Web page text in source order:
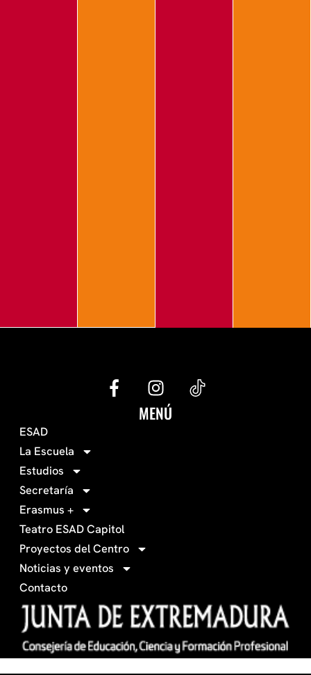
G
e
f
a
c
b
o
o
k
I
n
s
MENÚ
ESAD
La Escuela
Estudios
Secretaría
Erasmus +
Teatro ESAD Capitol
Proyectos del Centro
Noticias y eventos
Contacto